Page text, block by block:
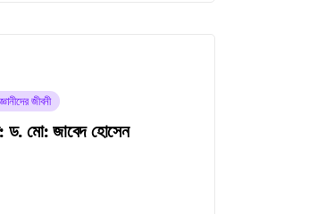
জীবনী
ড. মো: জাবেদ হোসেন